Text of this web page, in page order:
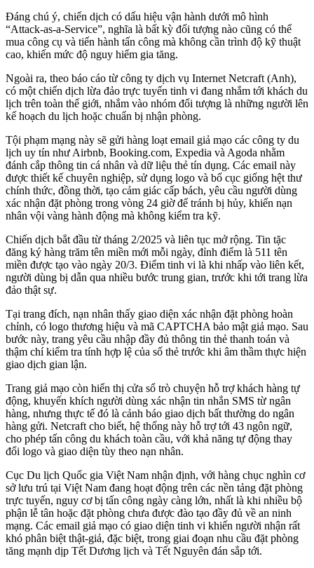
Đáng chú ý, chiến dịch có dấu hiệu vận hành dưới mô hình
“Attack-as-a-Service”, nghĩa là bất kỳ đối tượng nào cũng có thể
mua công cụ và tiến hành tấn công mà không cần trình độ kỹ thuật
cao, khiến mức độ nguy hiểm gia tăng.
Ngoài ra, theo báo cáo từ công ty dịch vụ Internet Netcraft (Anh),
có một chiến dịch lừa đảo trực tuyến tinh vi đang nhắm tới khách du
lịch trên toàn thế giới, nhắm vào nhóm đối tượng là những người lên
kế hoạch du lịch hoặc chuẩn bị nhận phòng.
Tội phạm mạng này sẽ gửi hàng loạt email giả mạo các công ty du
lịch uy tín như Airbnb, Booking.com, Expedia và Agoda nhằm
đánh cắp thông tin cá nhân và dữ liệu thẻ tín dụng. Các email này
được thiết kế chuyên nghiệp, sử dụng logo và bố cục giống hệt thư
chính thức, đồng thời, tạo cảm giác cấp bách, yêu cầu người dùng
xác nhận đặt phòng trong vòng 24 giờ để tránh bị hủy, khiến nạn
nhân vội vàng hành động mà không kiểm tra kỹ.
Chiến dịch bắt đầu từ tháng 2/2025 và liên tục mở rộng. Tin tặc
đăng ký hàng trăm tên miền mới mỗi ngày, đỉnh điểm là 511 tên
miền được tạo vào ngày 20/3. Điểm tinh vi là khi nhấp vào liên kết,
người dùng bị dẫn qua nhiều bước trung gian, trước khi tới trang lừa
đảo thật sự.
Tại trang đích, nạn nhân thấy giao diện xác nhận đặt phòng hoàn
chỉnh, có logo thương hiệu và mã CAPTCHA bảo mật giả mạo. Sau
bước này, trang yêu cầu nhập đầy đủ thông tin thẻ thanh toán và
thậm chí kiểm tra tính hợp lệ của số thẻ trước khi âm thầm thực hiện
giao dịch gian lận.
Trang giả mạo còn hiển thị cửa sổ trò chuyện hỗ trợ khách hàng tự
động, khuyến khích người dùng xác nhận tin nhắn SMS từ ngân
hàng, nhưng thực tế đó là cảnh báo giao dịch bất thường do ngân
hàng gửi. Netcraft cho biết, hệ thống này hỗ trợ tới 43 ngôn ngữ,
cho phép tấn công du khách toàn cầu, với khả năng tự động thay
đổi logo và giao diện tùy theo nạn nhân.
Cục Du lịch Quốc gia Việt Nam nhận định, với hàng chục nghìn cơ
sở lưu trú tại Việt Nam đang hoạt động trên các nền tảng đặt phòng
trực tuyến, nguy cơ bị tấn công ngày càng lớn, nhất là khi nhiều bộ
phận lễ tân hoặc đặt phòng chưa được đào tạo đầy đủ về an ninh
mạng. Các email giả mạo có giao diện tinh vi khiến người nhận rất
khó phân biệt thật-giả, đặc biệt, trong giai đoạn nhu cầu đặt phòng
tăng mạnh dịp Tết Dương lịch và Tết Nguyên đán sắp tới.